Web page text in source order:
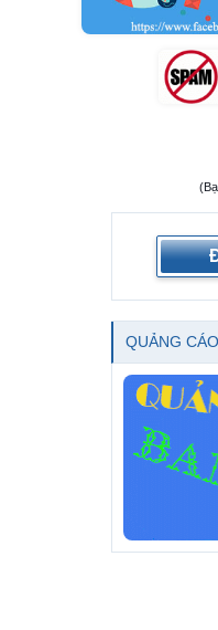
QUẢNG